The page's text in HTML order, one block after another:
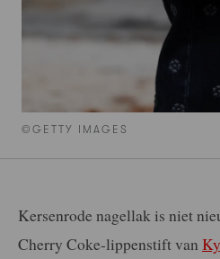
©GETTY IMAGES
Kersenrode nagellak is niet
Cherry Coke-lippenstift van